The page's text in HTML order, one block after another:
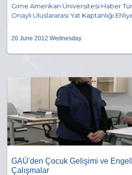
Girne Amerikan Üniversitesi Haber
Onaylı Uluslararası Yat Kaptanlığı
20 June 2012 Wednesday
GAÜ'den Çocuk Gelişimi ve
Çalışmalar